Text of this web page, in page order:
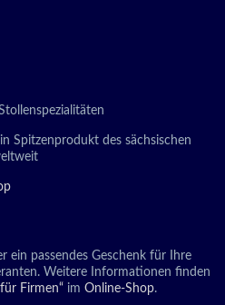
Spitzenprodukt des sächsischen
ein passendes Geschenk für Ihre
Weitere Informationen finden
Firmen“ im Online-Shop.